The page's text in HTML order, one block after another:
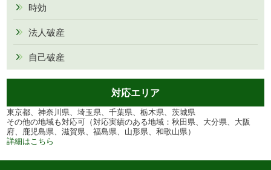
時効
法人破産
自己破産
対応エリア
東京都、神奈川県、埼玉県、千葉県、栃木県、茨城県
その他の地域も対応可（対応実績のある地域：秋田県、大分県、大阪
府、鹿児島県、滋賀県、福島県、山形県、和歌山県）
詳細はこちら